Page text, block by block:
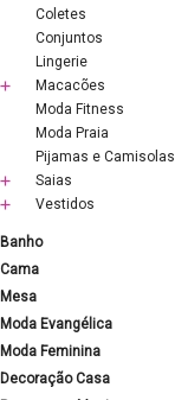
Coletes
Conjuntos
Lingerie
Macacões
Moda Fitness
Moda Praia
Pijamas e Camisolas
Saias
Vestidos
Banho
Cama
Mesa
Moda Evangélica
Moda Feminina
Decoração Casa